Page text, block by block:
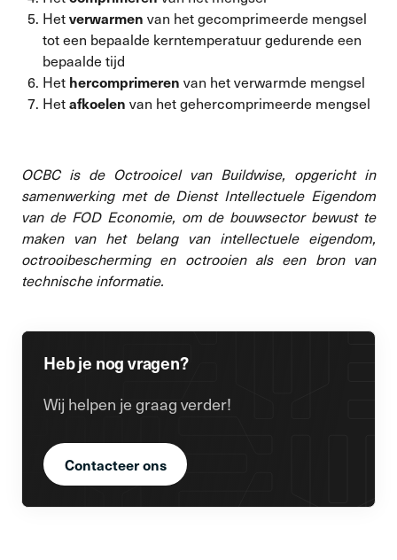
Hetverwarmen van het gecomprimeerde mengsel
tot een bepaalde kerntemperatuur gedurende een
bepaalde tijd
Het hercomprimeren van het verwarmde mengsel
Hetafkoelen van het gehercomprimeerde mengsel
OCBC is de Octrooicel van Buildwise, opgericht in
samenwerking met de Dienst Intellectuele Eigendom
van de FOD Economie, om de bouwsector bewust te
maken van het belang van intellectuele eigendom,
octrooibescherming en octrooien als een bron van
technische informatie.
Heb je nog vragen?
Wij helpen je graag verder!
Contacteer ons